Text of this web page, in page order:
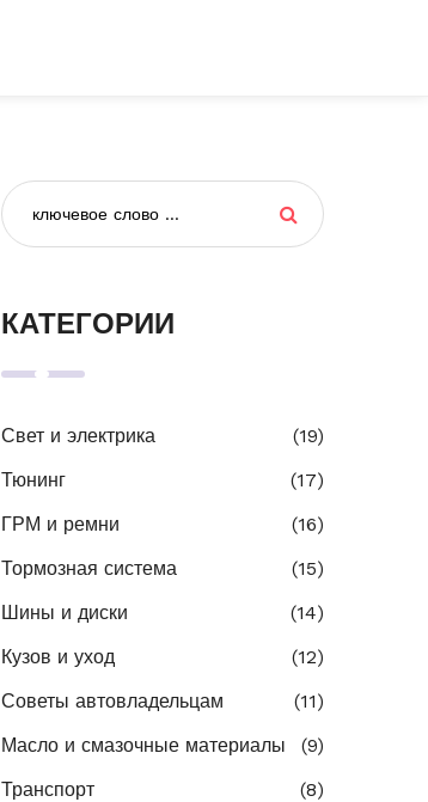
КАТЕГОРИИ
Свет и электрика
(19)
Тюнинг
(17)
ГРМ и ремни
(16)
Тормозная система
(15)
Шины и диски
(14)
Кузов и уход
(12)
Советы автовладельцам
(11)
Масло и смазочные материалы
(9)
Транспорт
(8)